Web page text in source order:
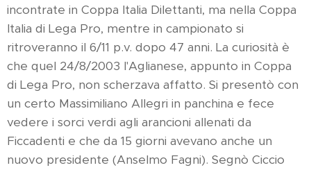
incontrate in Coppa Italia Dilettanti, ma nella Coppa
Italia di Lega Pro, mentre in campionato si
ritroveranno il 6/11 p.v. dopo 47 anni. La curiosità è
che quel 24/8/2003 l'Aglianese, appunto in Coppa
di Lega Pro, non scherzava affatto. Si presentò con
un certo Massimiliano Allegri in panchina e fece
vedere i sorci verdi agli arancioni allenati da
Ficcadenti e che da 15 giorni avevano anche un
nuovo presidente (Anselmo Fagni). Segnò Ciccio